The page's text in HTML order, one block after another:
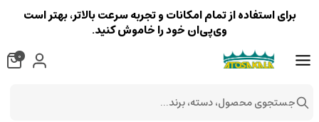
برای استفاده از تمام امکانات و تجربه سرعت بالاتر، بهتر است
وی‌پی‌ان خود را خاموش کنید.
0
جستجوی محصول، دسته، برند...